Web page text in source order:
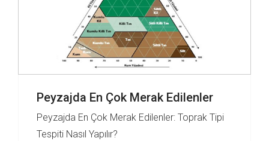
Peyzajda En Çok Merak Edilenler
Peyzajda En Çok Merak Edilenler: Toprak Tipi
Tespiti Nasıl Yapılır?